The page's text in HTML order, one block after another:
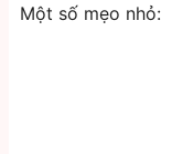
Một số mẹo nhỏ: